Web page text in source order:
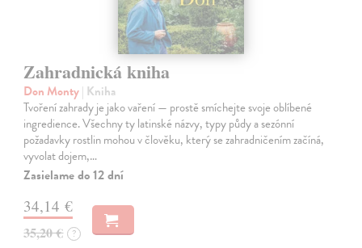
Zahradnická kniha
Don Monty| Kniha
Tvoření zahrady je jako vaření — prostě smíchejte svoje oblíbené
ingredience. Všechny ty latinské názvy, typy půdy a sezónní
požadavky rostlin mohou v člověku, který se zahradničením začíná,
vyvolat dojem,…
Zasielame do 12 dní
34,14 €
35,20 € ?